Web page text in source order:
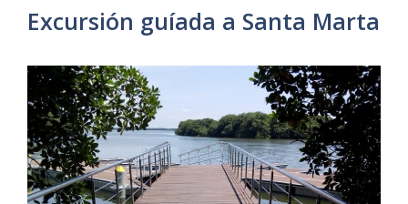
Excursión guíada a Santa Marta